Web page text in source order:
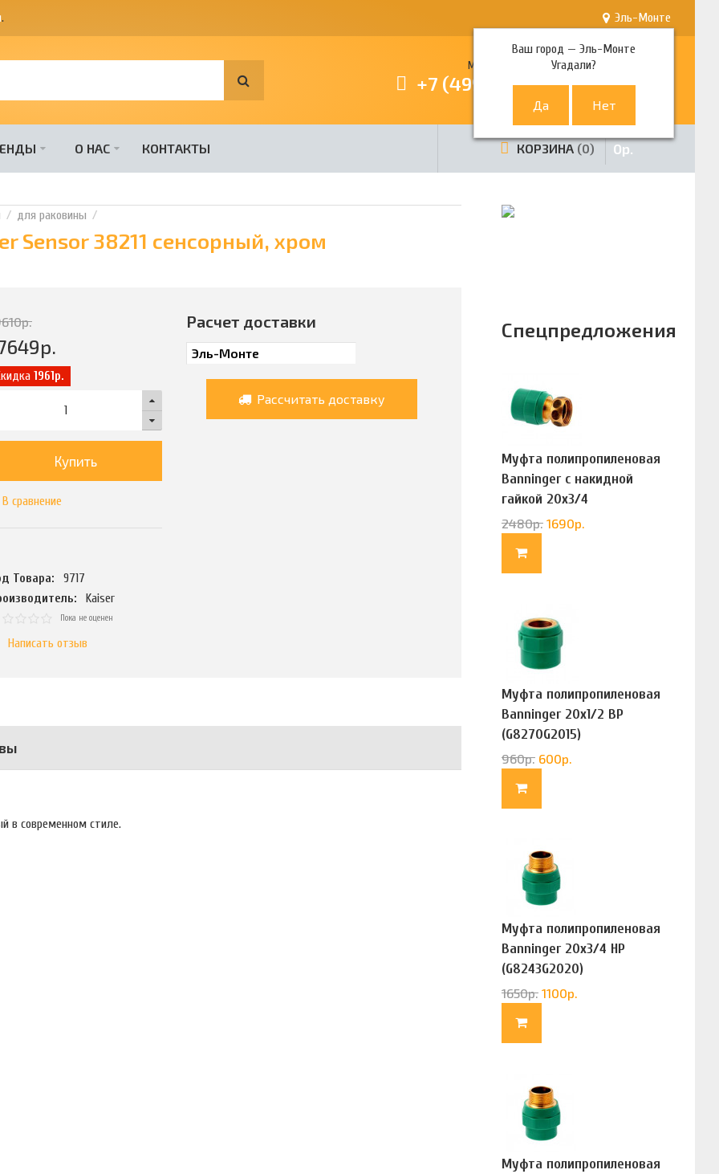
. Эль-Монте
Ваш город —Эль-Монте
Угадали?
Многоканальный телефон
+7 (499) 380-80-80
О НАС КОНТАКТЫ КОРЗИНА 0 0р.
для раковины
Sensor 38211 сенсорный, хром
р.
р.
1961р.
Купить
В сравнение
Товара:
9717
Kaiser
Пока не оценен
Написать отзыв
Расчет доставки
Рассчитать доставку
в современном стиле.
Спецпредложения
Муфта полипропиленовая
Banninger с накидной
гайкой 20х3/4
(G83322020)
2480р. 1690р.
Муфта полипропиленовая
Banninger 20х1/2 ВР
(G8270G2015)
960р. 600р.
Муфта полипропиленовая
Banninger 20х3/4 НР
(G8243G2020)
1650р. 1100р.
Муфта полипропиленовая